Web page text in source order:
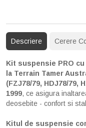
Descriere Cerere
Kit suspensie PRO
la Terrain Tamer
(FZJ78/79, HDJ78/79,
1999, ce asigura
deosebite - confort si
Kitul de suspensie